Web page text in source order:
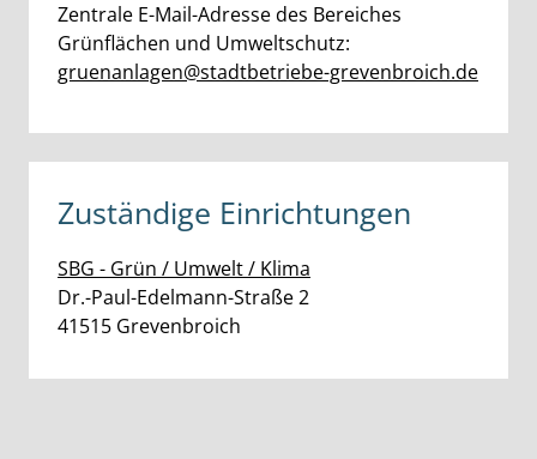
Zentrale E-Mail-Adresse des Bereiches
Grünflächen und Umweltschutz:
gruenanlagen@stadtbetriebe-grevenbroich.de
Zuständige Einrichtungen
SBG - Grün / Umwelt / Klima
Straße:
Dr.-Paul-Edelmann-Straße Hausnummer:
2
PLZ:
41515 Ort:
Grevenbroich